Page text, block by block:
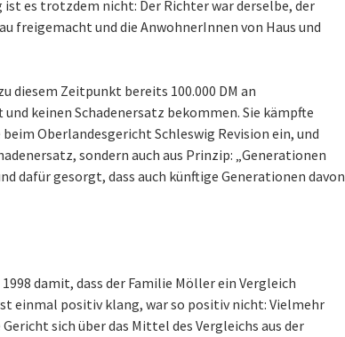
ist es trotzdem nicht: Der Richter war derselbe, der
freigemacht und die AnwohnerInnen von Haus und
diesem Zeitpunkt bereits 100.000 DM an
keinen Schadenersatz bekommen. Sie kämpfte
Oberlandesgericht Schleswig Revision ein, und
sondern auch aus Prinzip: „Generationen
dafür gesorgt, dass auch künftige Generationen davon
damit, dass der Familie Möller ein Vergleich
einmal positiv klang, war so positiv nicht: Vielmehr
sich über das Mittel des Vergleichs aus der